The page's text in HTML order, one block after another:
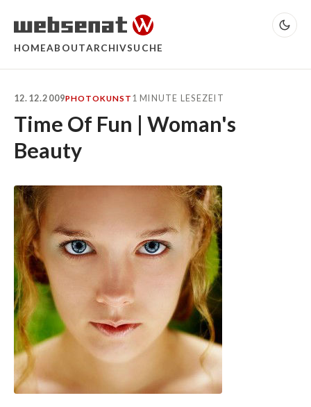
HOMEABOUTARCHIVSUCHE
12.12.2009PHOTOKUNST 1 MINUTE LESEZEIT
Time Of Fun | Woman's
Beauty